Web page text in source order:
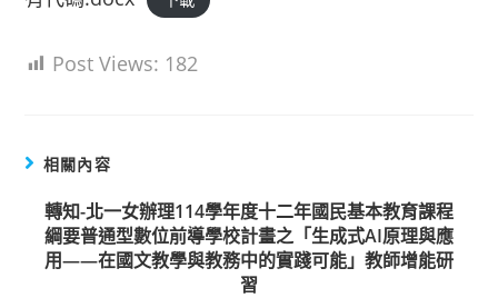
Post Views: 182
相關內容
轉知-北一女辦理114學年度十二年國民基本教育課程
綱要普通型數位前導學校計畫之「生成式AI原理與應
用——在國文教學與教務中的實踐可能」教師增能研
習